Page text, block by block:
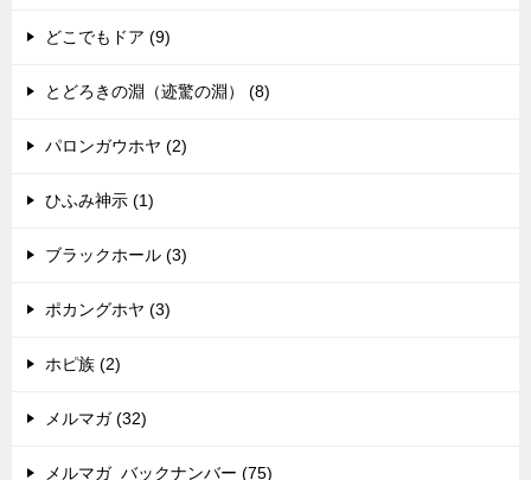
どこでもドア (9)
とどろきの淵（迹驚の淵） (8)
パロンガウホヤ (2)
ひふみ神示 (1)
ブラックホール (3)
ポカングホヤ (3)
ホピ族 (2)
メルマガ (32)
メルマガ_バックナンバー (75)